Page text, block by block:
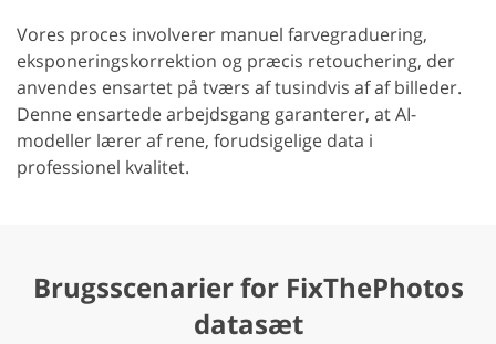
Vores proces involverer manuel farvegraduering,
eksponeringskorrektion og præcis retouchering, der
anvendes ensartet på tværs af tusindvis af af billeder.
Denne ensartede arbejdsgang garanterer, at AI-
modeller lærer af rene, forudsigelige data i
professionel kvalitet.
Brugsscenarier for FixThePhotos
datasæt